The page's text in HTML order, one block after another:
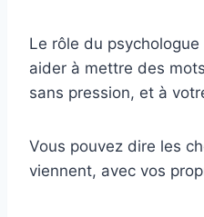
Le rôle du
aider à mettre des
sans pression, et à
Vous pouvez dire les
viennent, avec vos